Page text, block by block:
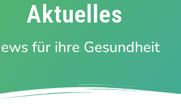
Aktuelles
für ihre Gesundheit